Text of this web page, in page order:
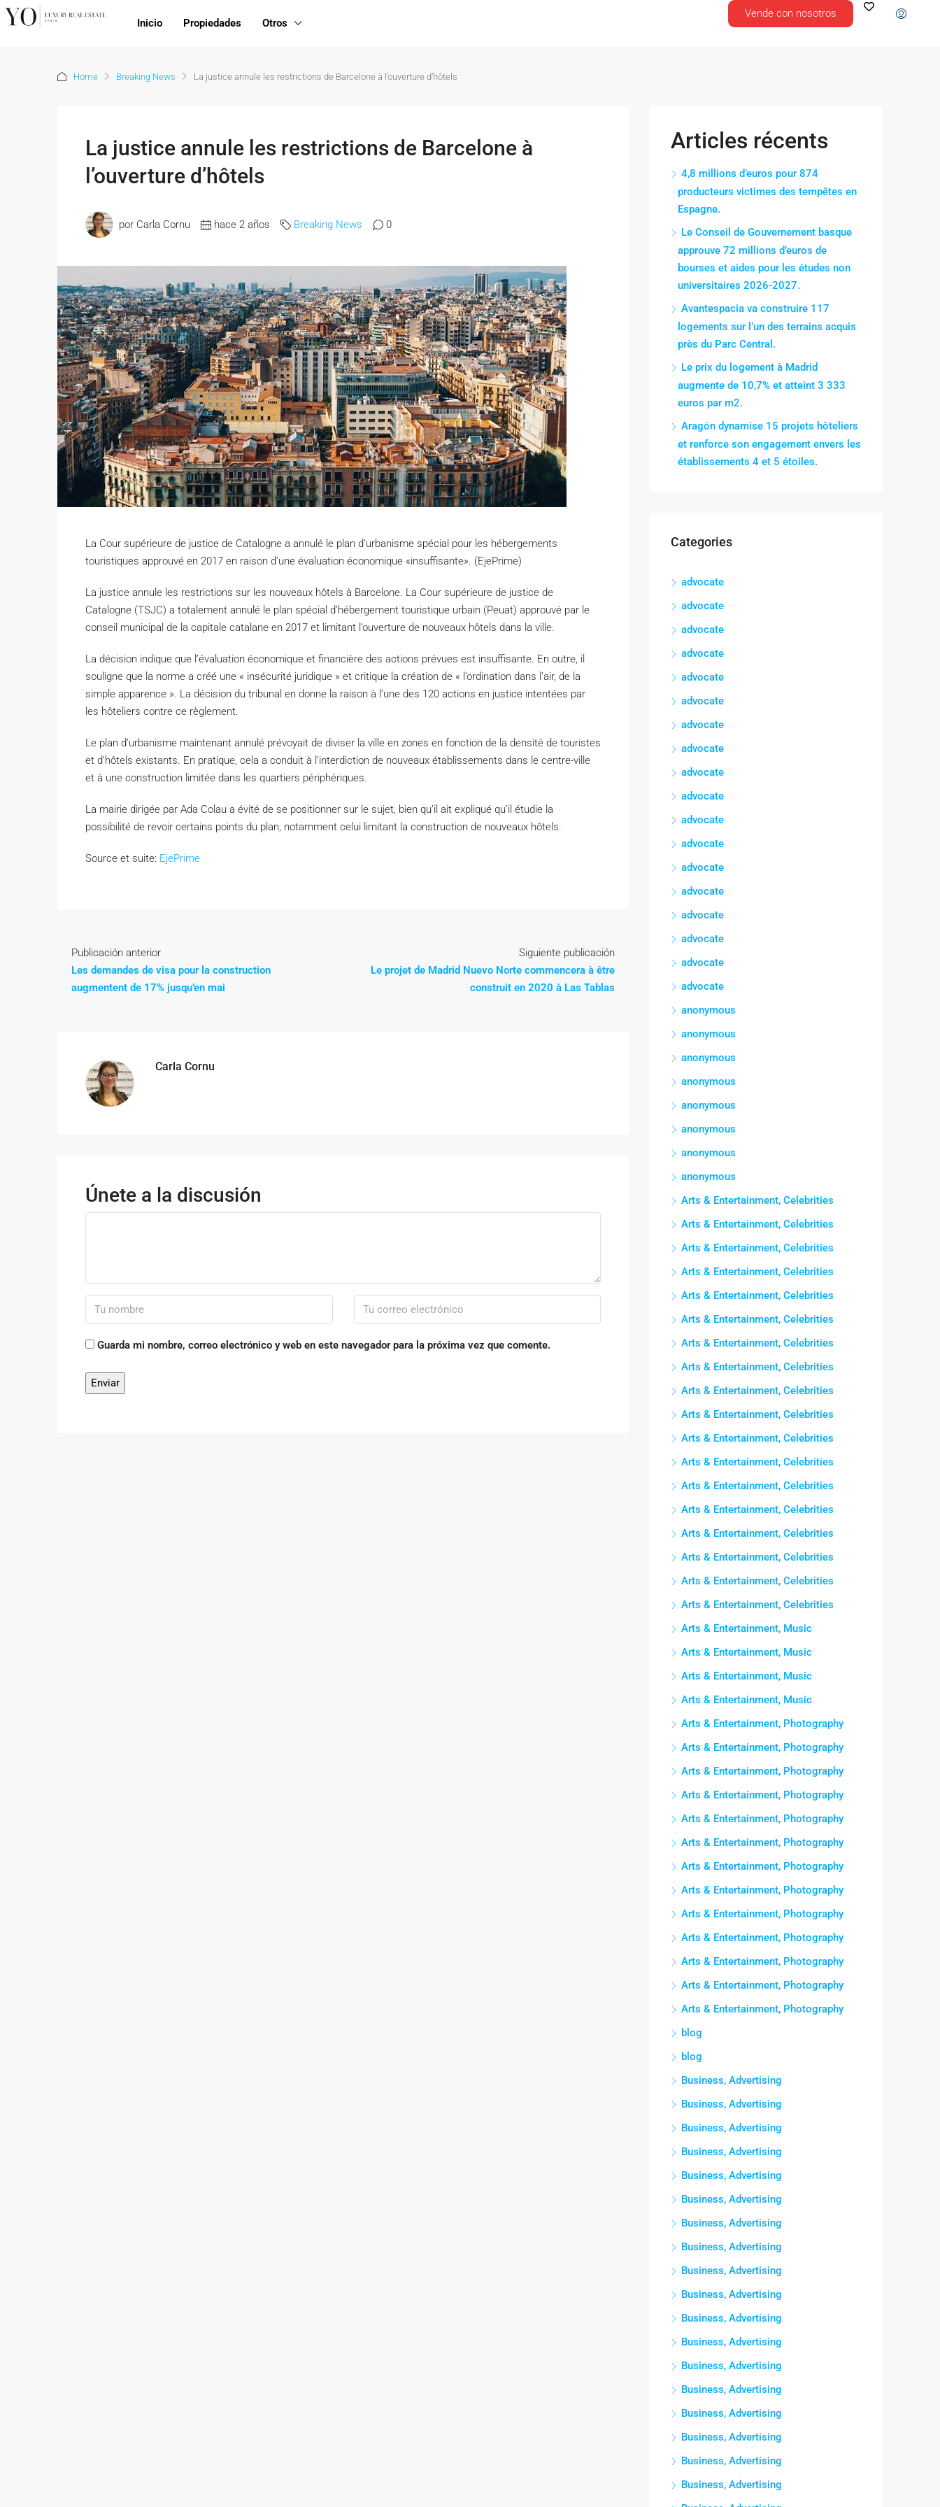
Inicio Propiedades Otros
Vende con nosotros
Home Breaking News La justice annule les restrictions de Barcelone à l’ouverture d’hôtels
La justice annule les restrictions de Barcelone à
l’ouverture d’hôtels
por Carla Cornu hace 2 años Breaking News 0
La Cour supérieure de justice de Catalogne a annulé le plan d’urbanisme spécial pour les hébergements
touristiques approuvé en 2017 en raison d’une évaluation économique «insuffisante». (EjePrime)
La justice annule les restrictions sur les nouveaux hôtels à Barcelone. La Cour supérieure de justice de
Catalogne (TSJC) a totalement annulé le plan spécial d’hébergement touristique urbain (Peuat) approuvé par le
conseil municipal de la capitale catalane en 2017 et limitant l’ouverture de nouveaux hôtels dans la ville.
La décision indique que l’évaluation économique et financière des actions prévues est insuffisante. En outre, il
souligne que la norme a créé une « insécurité juridique » et critique la création de « l’ordination dans l’air, de la
simple apparence ». La décision du tribunal en donne la raison à l’une des 120 actions en justice intentées par
les hôteliers contre ce règlement.
Le plan d’urbanisme maintenant annulé prévoyait de diviser la ville en zones en fonction de la densité de touristes
et d’hôtels existants. En pratique, cela a conduit à l’interdiction de nouveaux établissements dans le centre-ville
et à une construction limitée dans les quartiers périphériques.
La mairie dirigée par Ada Colau a évité de se positionner sur le sujet, bien qu’il ait expliqué qu’il étudie la
possibilité de revoir certains points du plan, notamment celui limitant la construction de nouveaux hôtels.
Source et suite: EjePrime
Publicación anterior
Les demandes de visa pour la construction
augmentent de 17% jusqu’en mai
Siguiente publicación
Le projet de Madrid Nuevo Norte commencera à être
construit en 2020 à Las Tablas
Carla Cornu
Únete a la discusión
Guarda mi nombre, correo electrónico y web en este navegador para la próxima vez que comente.
Articles récents
4,8 millions d’euros pour 874
producteurs victimes des tempêtes en
Espagne.
Le Conseil de Gouvernement basque
approuve 72 millions d’euros de
bourses et aides pour les études non
universitaires 2026-2027.
Avantespacia va construire 117
logements sur l’un des terrains acquis
près du Parc Central.
Le prix du logement à Madrid
augmente de 10,7% et atteint 3 333
euros par m2.
Aragón dynamise 15 projets hôteliers
et renforce son engagement envers les
établissements 4 et 5 étoiles.
Categories
advocate
advocate
advocate
advocate
advocate
advocate
advocate
advocate
advocate
advocate
advocate
advocate
advocate
advocate
advocate
advocate
advocate
advocate
anonymous
anonymous
anonymous
anonymous
anonymous
anonymous
anonymous
anonymous
Arts & Entertainment, Celebrities
Arts & Entertainment, Celebrities
Arts & Entertainment, Celebrities
Arts & Entertainment, Celebrities
Arts & Entertainment, Celebrities
Arts & Entertainment, Celebrities
Arts & Entertainment, Celebrities
Arts & Entertainment, Celebrities
Arts & Entertainment, Celebrities
Arts & Entertainment, Celebrities
Arts & Entertainment, Celebrities
Arts & Entertainment, Celebrities
Arts & Entertainment, Celebrities
Arts & Entertainment, Celebrities
Arts & Entertainment, Celebrities
Arts & Entertainment, Celebrities
Arts & Entertainment, Celebrities
Arts & Entertainment, Celebrities
Arts & Entertainment, Music
Arts & Entertainment, Music
Arts & Entertainment, Music
Arts & Entertainment, Music
Arts & Entertainment, Photography
Arts & Entertainment, Photography
Arts & Entertainment, Photography
Arts & Entertainment, Photography
Arts & Entertainment, Photography
Arts & Entertainment, Photography
Arts & Entertainment, Photography
Arts & Entertainment, Photography
Arts & Entertainment, Photography
Arts & Entertainment, Photography
Arts & Entertainment, Photography
Arts & Entertainment, Photography
Arts & Entertainment, Photography
blog
blog
Business, Advertising
Business, Advertising
Business, Advertising
Business, Advertising
Business, Advertising
Business, Advertising
Business, Advertising
Business, Advertising
Business, Advertising
Business, Advertising
Business, Advertising
Business, Advertising
Business, Advertising
Business, Advertising
Business, Advertising
Business, Advertising
Business, Advertising
Business, Advertising